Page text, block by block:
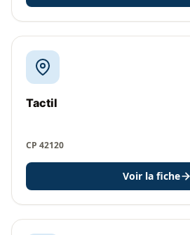
Tactil
CP 42120
Voir la fiche